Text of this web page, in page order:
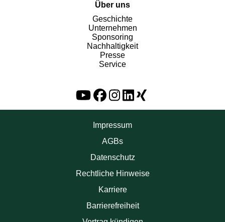
Über uns
Geschichte
Unternehmen
Sponsoring
Nachhaltigkeit
Presse
Service
Impressum
AGBs
Datenschutz
Rechtliche Hinweise
Karriere
Barrierefreiheit